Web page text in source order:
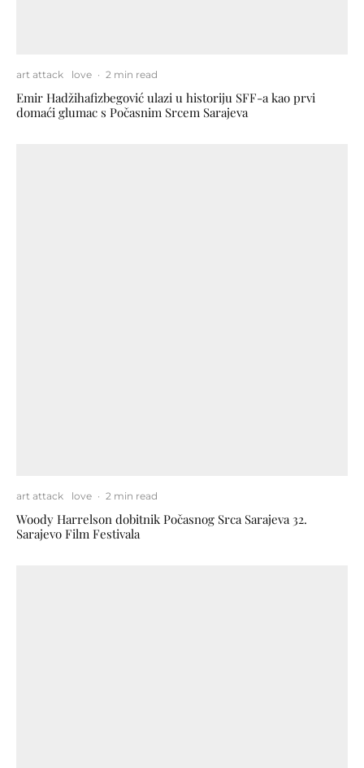
art attack love · 2 min read
Emir Hadžihafizbegović ulazi u historiju SFF-a kao prvi
domaći glumac s Počasnim Srcem Sarajeva
art attack love · 2 min read
Woody Harrelson dobitnik Počasnog Srca Sarajeva 32.
Sarajevo Film Festivala